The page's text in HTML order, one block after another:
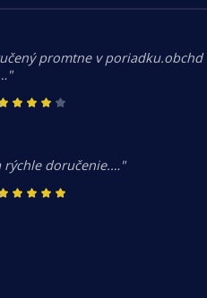
promtne v poriadku.obchd
rýchle doručenie.…"